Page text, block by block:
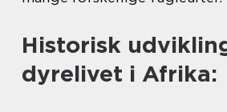
Historisk
dyrelivet i Afrika: